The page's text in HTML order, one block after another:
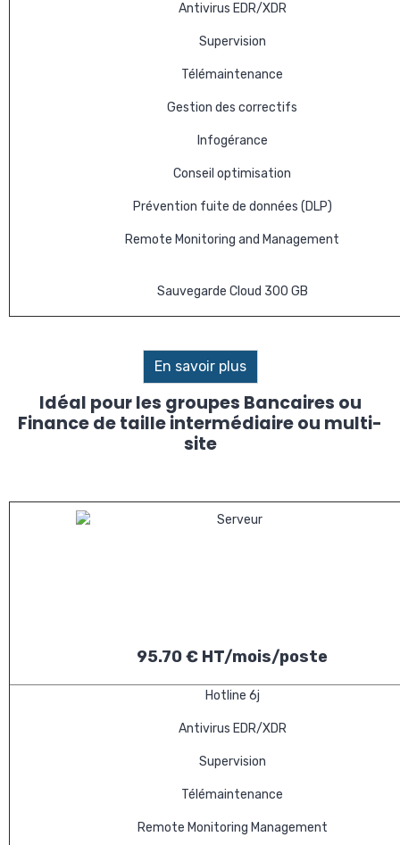
Antivirus EDR/XDR
Supervision
Télémaintenance
Gestion des correctifs
Infogérance
Conseil optimisation
Prévention fuite de données (DLP)
Remote Monitoring and Management
Sauvegarde Cloud 300 GB
En savoir plus
Idéal pour les groupes Bancaires ou
Finance de taille intermédiaire ou multi-
site
95.70 € HT/mois/poste
Hotline 6j
Antivirus EDR/XDR
Supervision
Télémaintenance
Remote Monitoring Management